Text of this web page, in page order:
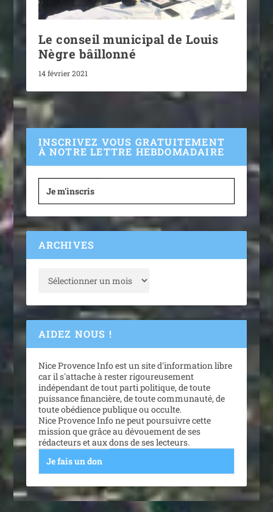
Le conseil municipal de Louis
Nègre bâillonné
14 février 2021
INSCRIVEZ VOUS GRATUITEMENT
À NOTRE LETTRE HEBDOMADAIRE
Je m'inscris
ARCHIVES
AIDEZ NOUS !
Nice Provence Info est un site d'information libre
car il s'attache à rester rigoureusement
indépendant de tout parti politique, de toute
puissance financière, de toute communauté, de
toute obédience publique ou occulte.
Nice Provence Info ne peut poursuivre cette
mission que grâce au dévouement de ses
rédacteurs et aux dons de ses lecteurs.
Je fais un don